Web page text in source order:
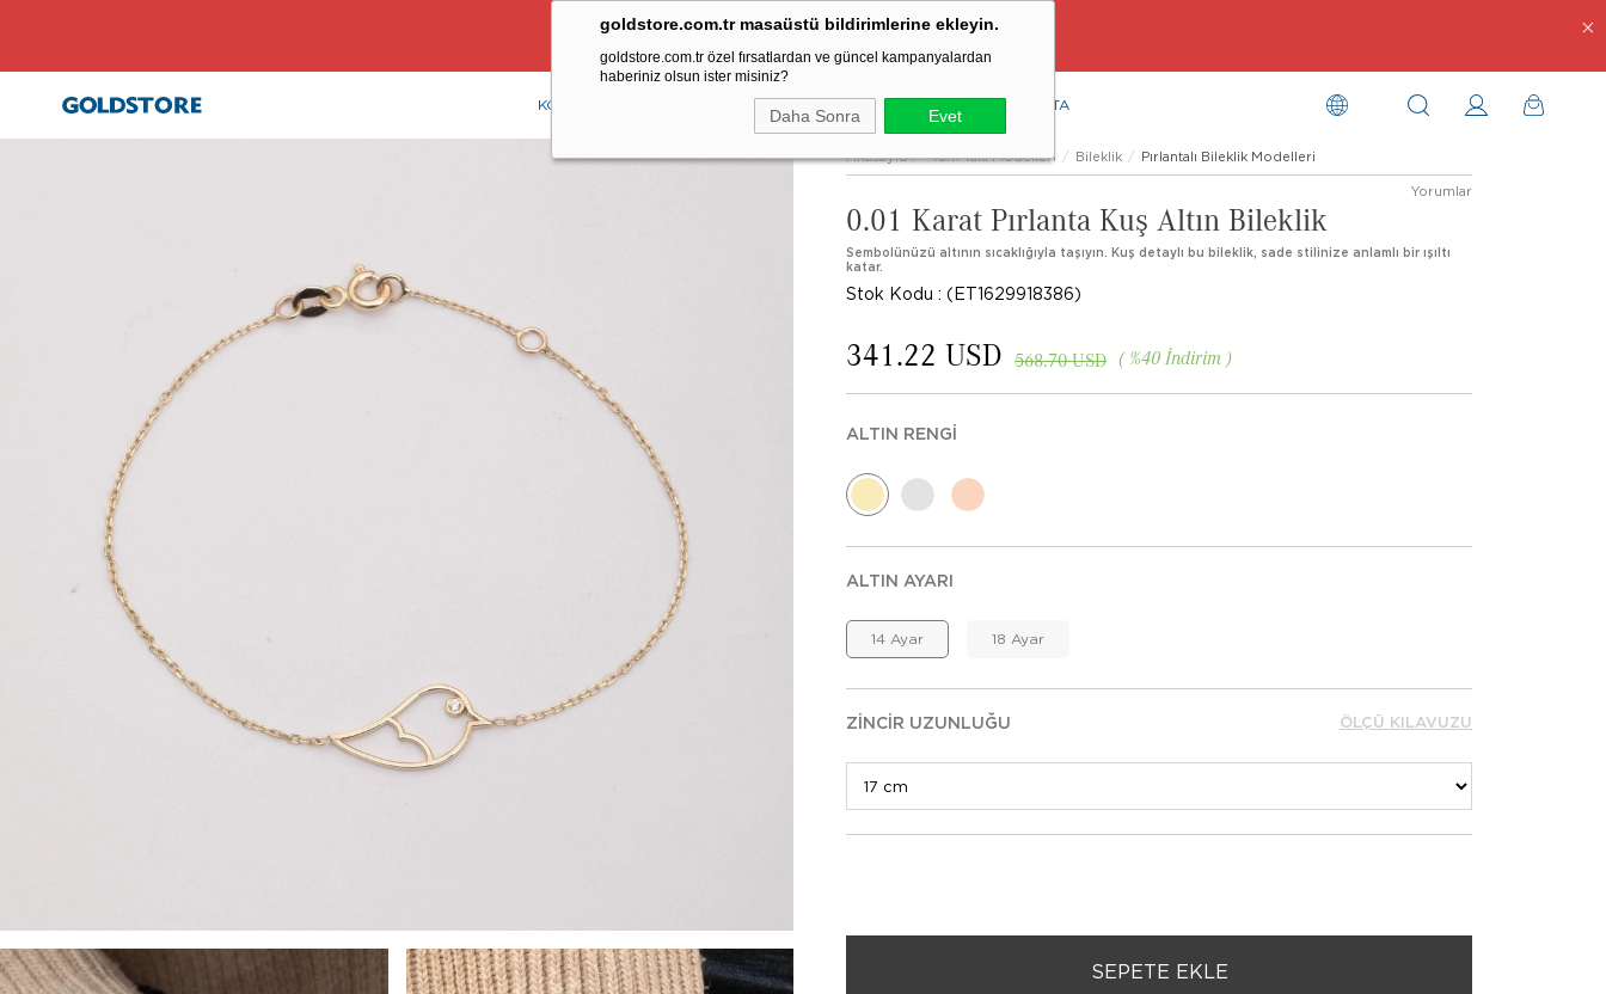
goldstore.com.tr masaüstü bildirimlerine ekleyin.
goldstore.com.tr özel fırsatlardan ve güncel kampanyalardan
haberiniz olsun ister misiniz?
Daha Sonra Evet
Ücretsiz Aynı Gün Kargo Fırsatı
KOLYE BİLEKLİK RENKLİ TAŞLAR PIRLANTA
Anasayfa Tüm Takı Modelleri Bileklik Pırlantalı Bileklik Modelleri
0.01 Karat Pırlanta Kuş Altın Bileklik
Yorumlar
Sembolünüzü altının sıcaklığıyla taşıyın. Kuş detaylı bu bileklik, sade stilinize anlamlı bir ışıltı
katar.
Stok Kodu (ET1629918386)
%40 İndirim
568.70 USD
341.22 USD
ALTIN RENGI
ALTIN AYARI
14 Ayar 18 Ayar
ZINCIR UZUNLUĞU ÖLÇÜ KILAVUZU